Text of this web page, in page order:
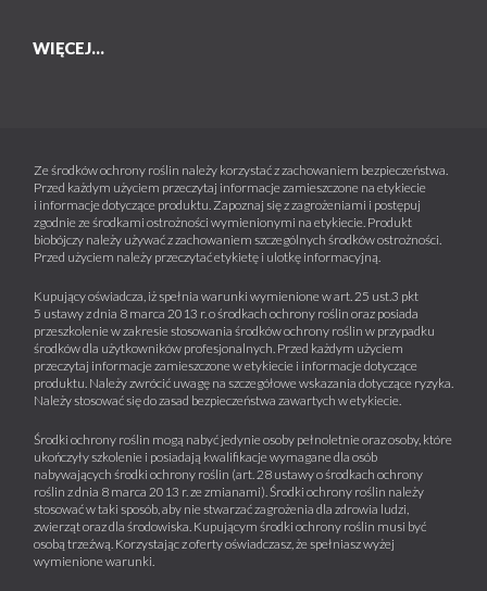
WIĘCEJ...
Ze środków ochrony roślin należy korzystać z zachowaniem bezpieczeństwa.
Przed każdym użyciem przeczytaj informacje zamieszczone na etykiecie
i informacje dotyczące produktu. Zapoznaj się z zagrożeniami i postępuj
zgodnie ze środkami ostrożności wymienionymi na etykiecie. Produkt
biobójczy należy używać z zachowaniem szczególnych środków ostrożności.
Przed użyciem należy przeczytać etykietę i ulotkę informacyjną.
Kupujący oświadcza, iż spełnia warunki wymienione w art. 25 ust.3 pkt
5 ustawy z dnia 8 marca 2013 r. o środkach ochrony roślin oraz posiada
przeszkolenie w zakresie stosowania środków ochrony roślin w przypadku
środków dla użytkowników profesjonalnych. Przed każdym użyciem
przeczytaj informacje zamieszczone w etykiecie i informacje dotyczące
produktu. Należy zwrócić uwagę na szczegółowe wskazania dotyczące ryzyka.
Należy stosować się do zasad bezpieczeństwa zawartych w etykiecie.
Środki ochrony roślin mogą nabyć jedynie osoby pełnoletnie oraz osoby, które
ukończyły szkolenie i posiadają kwalifikacje wymagane dla osób
nabywających środki ochrony roślin (art. 28 ustawy o środkach ochrony
roślin z dnia 8 marca 2013 r. ze zmianami). Środki ochrony roślin należy
stosować w taki sposób, aby nie stwarzać zagrożenia dla zdrowia ludzi,
zwierząt oraz dla środowiska. Kupującym środki ochrony roślin musi być
osobą trzeźwą. Korzystając z oferty oświadczasz, że spełniasz wyżej
wymienione warunki.